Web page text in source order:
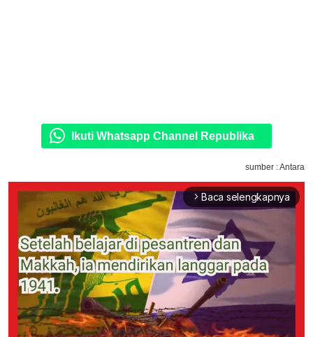
Ikuti Whatsapp Channel Republika
sumber : Antara
arrow_forward_ios Baca selengkapnya